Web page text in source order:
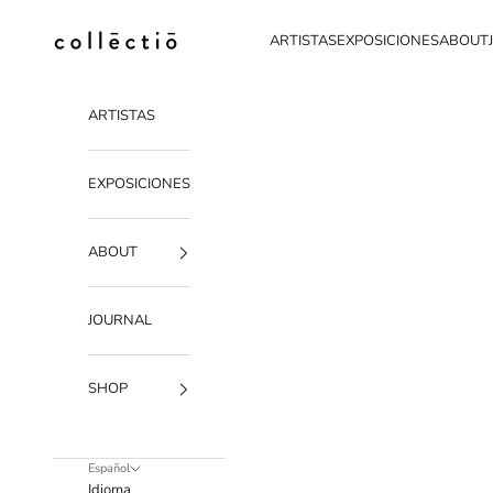
Collectio-collectio
ARTISTASEXPOSICIONESABOUT
ARTISTAS
EXPOSICIONES
ABOUT
JOURNAL
SHOP
Español